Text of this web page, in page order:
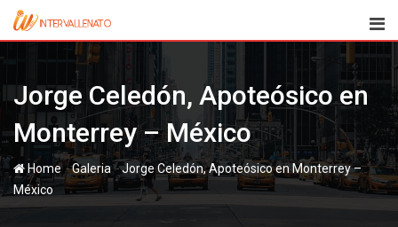
Skip
Jorge Celedón, Apoteósico en
Monterrey – México
Home-Galeria-Jorge Celedón, Apoteósico en Monterrey –
México